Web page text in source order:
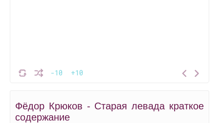
-10 +10
Фёдор Крюков - Старая левада краткое
содержание